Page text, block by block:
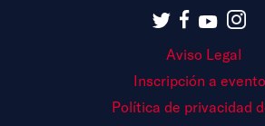
Aviso Legal
Inscripción a
Política de privacidad